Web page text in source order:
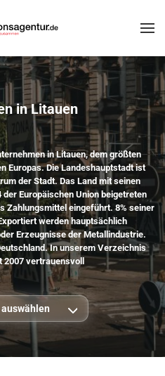
in Litauen
in Litauen, dem größten
Europas. Die Landeshauptstadt ist
der Stadt. Das Land mit seinen
Europäischen Union beigetreten
Zahlungsmittel eingeführt. 8% seiner
werden hauptsächlich
Erzeugnisse der Metallindustrie.
In unserem Verzeichnis
vertrauensvoll